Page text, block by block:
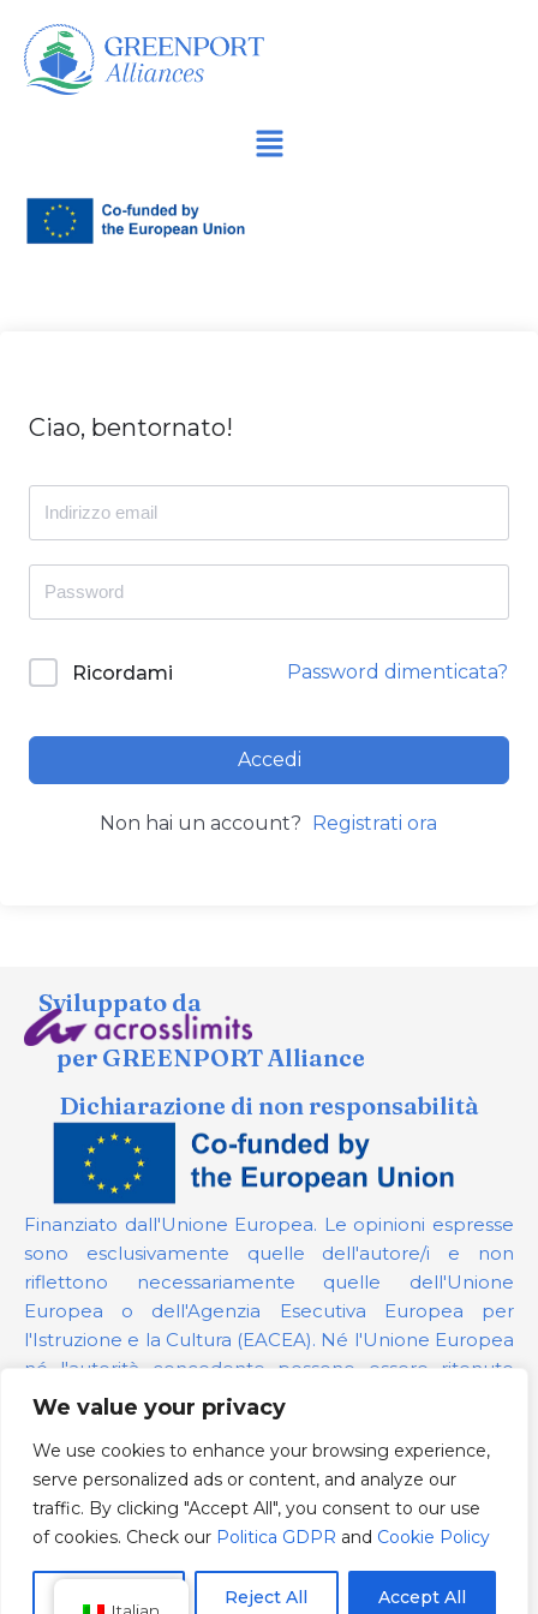
We value your privacy
We use cookies to enhance your browsing experience,
serve personalized ads or content, and analyze our
traffic. By clicking "Accept All", you consent to our use
of cookies. Check our Politica GDPR and Cookie Policy
Reject All Accept All
Vai
al
Ciao, bentornato!
Ricordami Password dimenticata?
Accedi
Non hai un account? Registrati ora
Sviluppato da
per GREENPORT Alliance
Dichiarazione di non responsabilità
Finanziato dall'Unione Europea. Le opinioni espresse
sono esclusivamente quelle dell'autore/i e non
riflettono necessariamente quelle dell'Unione
Europea o dell'Agenzia Esecutiva Europea per
l'Istruzione e la Cultura (EACEA). Né l'Unione Europea
né l'autorità concedente possono essere ritenute
responsabili per esse.
Numero del progetto:101139879
Politica GDPR
Cookie Policy